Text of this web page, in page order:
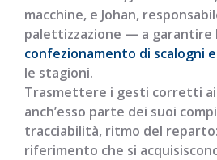
macchine, e Johan,
palettizzazione — a garantire
confezionamento di scalogni
le stagioni.
Trasmettere i gesti corretti
anch’esso parte dei suoi
tracciabilità, ritmo del
riferimento che si